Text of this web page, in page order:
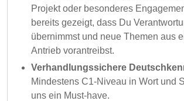
Projekt oder besonderes
bereits gezeigt, dass Du
übernimmst und neue Themen aus
Antrieb vorantreibst.
Verhandlungssichere
Mindestens C1-Niveau in Wort und
uns ein Must-have.